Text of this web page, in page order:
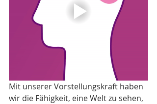
Mit unserer Vorstellungskraft haben
wir die Fähigkeit, eine Welt zu sehen,